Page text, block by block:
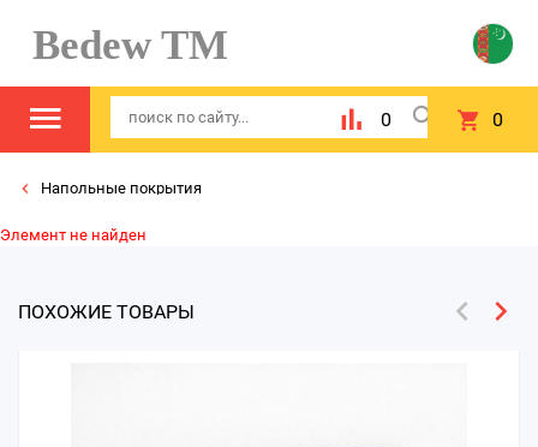
Bedew TM
0 0
Напольные покрытия
Элемент не найден
ПОХОЖИЕ ТОВАРЫ